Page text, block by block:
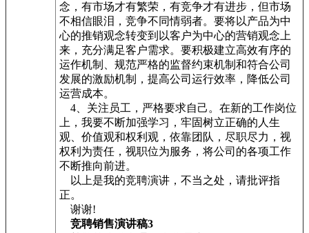
念，有市场才有繁荣，有竞争才有进步，但市场
不相信眼泪，竞争不同情弱者。要将以产品为中
心的推销观念转变到以客户为中心的营销观念上
来，充分满足客户需求。要积极建立高效有序的
运作机制、规范严格的监督约束机制和符合公司
发展的激励机制，提高公司运行效率，降低公司
运营成本。
4、关注员工，严格要求自己。在新的工作岗位
上，我要不断加强学习，牢固树立正确的人生
观、价值观和权利观，依靠团队，尽职尽力，视
权利为责任，视职位为服务，将公司的各项工作
不断推向前进。
以上是我的竞聘演讲，不当之处，请批评指
正。
谢谢!
竞聘销售演讲稿3